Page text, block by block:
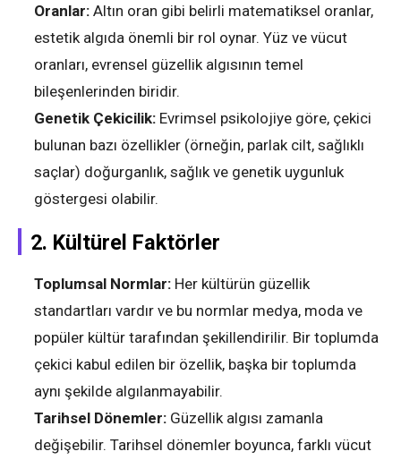
Oranlar: Altın oran gibi belirli matematiksel oranlar,
estetik algıda önemli bir rol oynar. Yüz ve vücut
oranları, evrensel güzellik algısının temel
bileşenlerinden biridir.
Genetik Çekicilik: Evrimsel psikolojiye göre, çekici
bulunan bazı özellikler (örneğin, parlak cilt, sağlıklı
saçlar) doğurganlık, sağlık ve genetik uygunluk
göstergesi olabilir.
2. Kültürel Faktörler
Toplumsal Normlar: Her kültürün güzellik
standartları vardır ve bu normlar medya, moda ve
popüler kültür tarafından şekillendirilir. Bir toplumda
çekici kabul edilen bir özellik, başka bir toplumda
aynı şekilde algılanmayabilir.
Tarihsel Dönemler: Güzellik algısı zamanla
değişebilir. Tarihsel dönemler boyunca, farklı vücut